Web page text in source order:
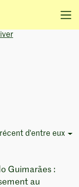
d'entre eux
Guimarães :
au